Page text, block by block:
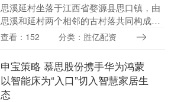
思溪延村坐落于江西省婺源县思口镇，由
思溪和延村两个相邻的古村落共同构成，
距县城约13公里。村落始建于南宋庆元五
村”的美誉。....
查看：152 分类：胜亿配资
申宝策略 慕思股份携手华为鸿蒙
以智能床为“入口”切入智慧家居生
态